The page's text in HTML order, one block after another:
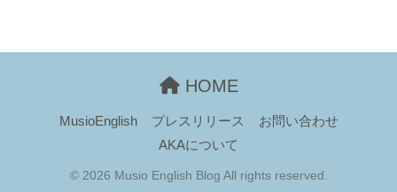
HOME
MusioEnglish プレスリリース
お問い合わせ
AKAについて
© 2026 Musio English Blog All rights reserved.